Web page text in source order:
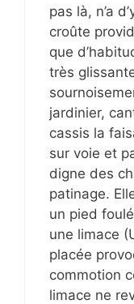
pas là, n’a
croûte
que
très
jardinier,
cassis la
sur voie et
digne des
patinage.
un pied
une limace
placée
commotion
limace ne